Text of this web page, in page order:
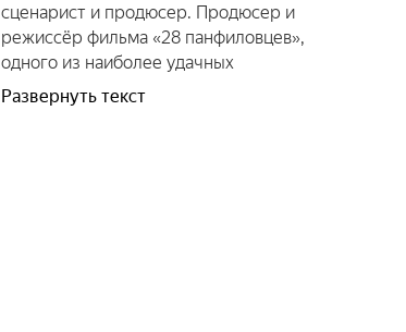
сценарист и продюсер. Продюсер и
режиссёр фильма «28 панфиловцев»,
одного из наиболее удачных
краудфандинговых проектов в
российском кинематографе.
Развернуть текст